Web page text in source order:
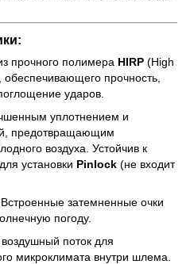
прочного полимера HIRP (High
прочность,
ударов.
уплотнением и
предотвращающим
воздуха. Устойчив к
установки Pinlock (не входит
Встроенные затемненные очки
погоду.
поток для
микроклимата внутри шлема.